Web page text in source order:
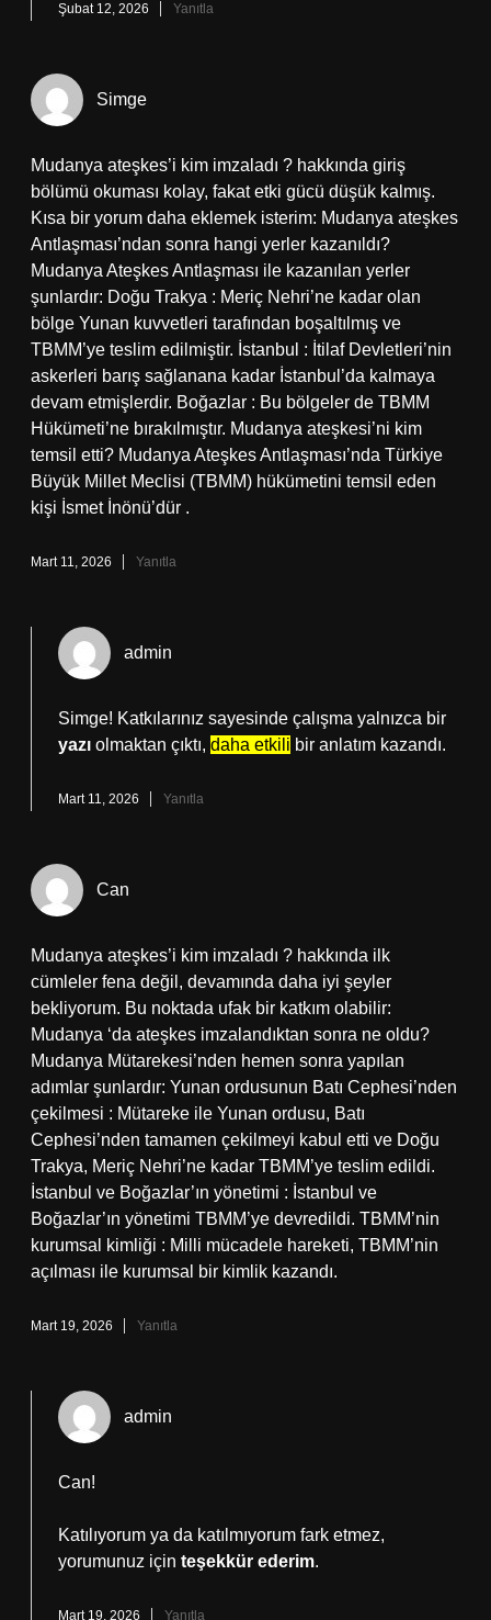
Şubat 12, 2026 Yanıtla
Simge
Mudanya ateşkes’i kim imzaladı ? hakkında giriş
bölümü okuması kolay, fakat etki gücü düşük kalmış.
Kısa bir yorum daha eklemek isterim: Mudanya ateşkes
Antlaşması’ndan sonra hangi yerler kazanıldı?
Mudanya Ateşkes Antlaşması ile kazanılan yerler
şunlardır: Doğu Trakya : Meriç Nehri’ne kadar olan
bölge Yunan kuvvetleri tarafından boşaltılmış ve
TBMM’ye teslim edilmiştir. İstanbul : İtilaf Devletleri’nin
askerleri barış sağlanana kadar İstanbul’da kalmaya
devam etmişlerdir. Boğazlar : Bu bölgeler de TBMM
Hükümeti’ne bırakılmıştır. Mudanya ateşkesi’ni kim
temsil etti? Mudanya Ateşkes Antlaşması’nda Türkiye
Büyük Millet Meclisi (TBMM) hükümetini temsil eden
kişi İsmet İnönü’dür .
Mart 11, 2026 Yanıtla
admin
Simge! Katkılarınız sayesinde çalışma yalnızca bir
yazı olmaktan çıktı, daha etkili bir anlatım kazandı.
Mart 11, 2026 Yanıtla
Can
Mudanya ateşkes’i kim imzaladı ? hakkında ilk
cümleler fena değil, devamında daha iyi şeyler
bekliyorum. Bu noktada ufak bir katkım olabilir:
Mudanya ‘da ateşkes imzalandıktan sonra ne oldu?
Mudanya Mütarekesi’nden hemen sonra yapılan
adımlar şunlardır: Yunan ordusunun Batı Cephesi’nden
çekilmesi : Mütareke ile Yunan ordusu, Batı
Cephesi’nden tamamen çekilmeyi kabul etti ve Doğu
Trakya, Meriç Nehri’ne kadar TBMM’ye teslim edildi.
İstanbul ve Boğazlar’ın yönetimi : İstanbul ve
Boğazlar’ın yönetimi TBMM’ye devredildi. TBMM’nin
kurumsal kimliği : Milli mücadele hareketi, TBMM’nin
açılması ile kurumsal bir kimlik kazandı.
Mart 19, 2026 Yanıtla
admin
Can!
Katılıyorum ya da katılmıyorum fark etmez,
yorumunuz için teşekkür ederim.
Mart 19, 2026 Yanıtla